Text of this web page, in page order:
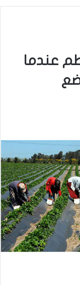
عندما